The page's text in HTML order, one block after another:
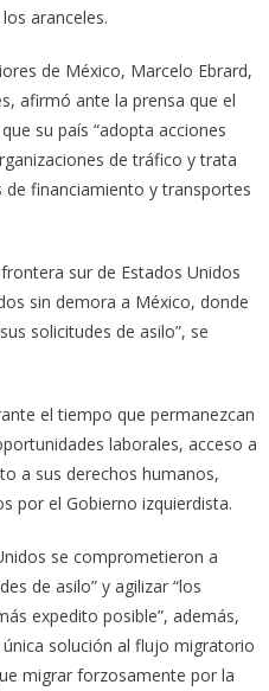
aranceles.
de México, Marcelo Ebrard,
afirmó ante la prensa que el
su país “adopta acciones
de tráfico y trata
financiamiento y transportes
sur de Estados Unidos
sin demora a México, donde
solicitudes de asilo”, se
el tiempo que permanezcan
laborales, acceso a
a sus derechos humanos,
por el Gobierno izquierdista.
se comprometieron a
de asilo” y agilizar “los
expedito posible”, además,
única solución al flujo migratorio
migrar forzosamente por la